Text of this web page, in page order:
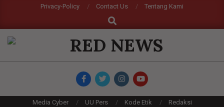
content
Privacy-Policy Contact Us
Tentang Kami
Search
RED
Media Cyber UU Pers Kode Etik Redaksi